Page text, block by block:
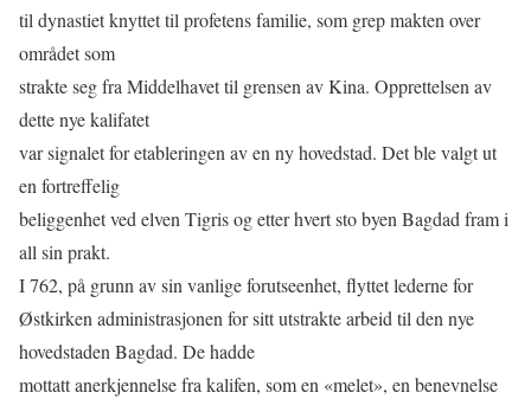
til dynastiet knyttet til profetens familie, som grep makten over
området som
strakte seg fra Middelhavet til grensen av Kina. Opprettelsen av
dette nye kalifatet
var signalet for etableringen av en ny hovedstad. Det ble valgt ut
en fortreﬀelig
beliggenhet ved elven Tigris og etter hvert sto byen Bagdad fram i
all sin prakt.
I 762, på grunn av sin vanlige forutseenhet, ﬂyttet lederne for
Østkirken administrasjonen for sitt utstrakte arbeid til den nye
hovedstaden Bagdad. De hadde
mottatt anerkjennelse fra kalifen, som en «melet», en benevnelse